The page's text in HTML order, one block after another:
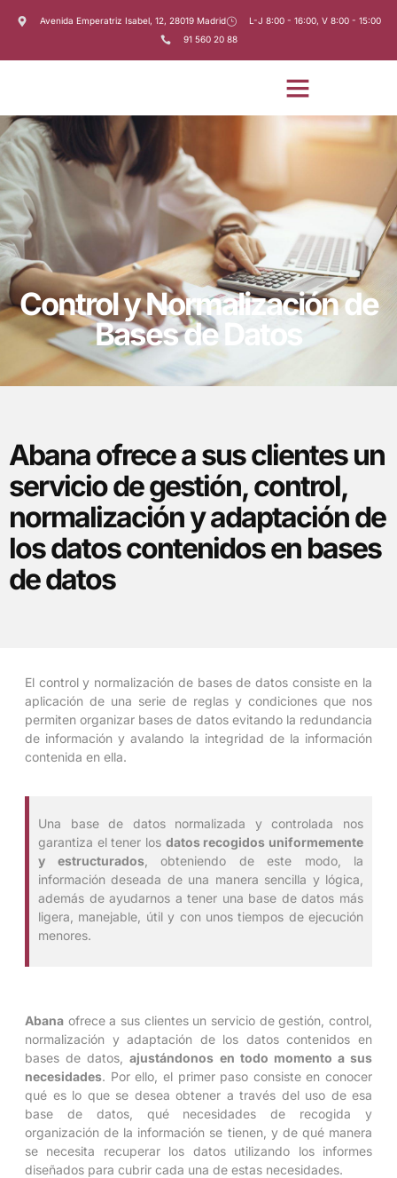
Avenida Emperatriz Isabel, 12, 28019 Madrid
L-J 8:00 - 16:00, V 8:00 - 15:00
91 560 20 88
Control y Normalización de
Bases de Datos
Abana ofrece a sus clientes un
servicio de gestión, control,
normalización y adaptación de
los datos contenidos en bases
de datos
El control y normalización de bases de datos consiste en la
aplicación de una serie de reglas y condiciones que nos
permiten organizar bases de datos evitando la redundancia
de información y avalando la integridad de la información
contenida en ella.
Una base de datos normalizada y controlada nos
garantiza el tener los datos recogidos uniformemente
y estructurados, obteniendo de este modo, la
información deseada de una manera sencilla y lógica,
además de ayudarnos a tener una base de datos más
ligera, manejable, útil y con unos tiempos de ejecución
menores.
Abana ofrece a sus clientes un servicio de gestión, control,
normalización y adaptación de los datos contenidos en
bases de datos,ajustándonos en todo momento a sus
necesidades. Por ello, el primer paso consiste en conocer
qué es lo que se desea obtener a través del uso de esa
base de datos, qué necesidades de recogida y
organización de la información se tienen, y de qué manera
se necesita recuperar los datos utilizando los informes
diseñados para cubrir cada una de estas necesidades.